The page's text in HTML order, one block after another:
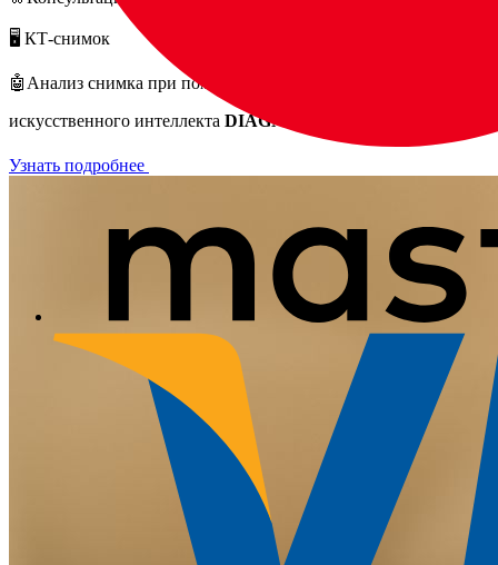
🖥️ КТ-снимок
🤖Анализ снимка при помощи
искусственного интеллекта DIAGNOCAT
Узнать подробнее